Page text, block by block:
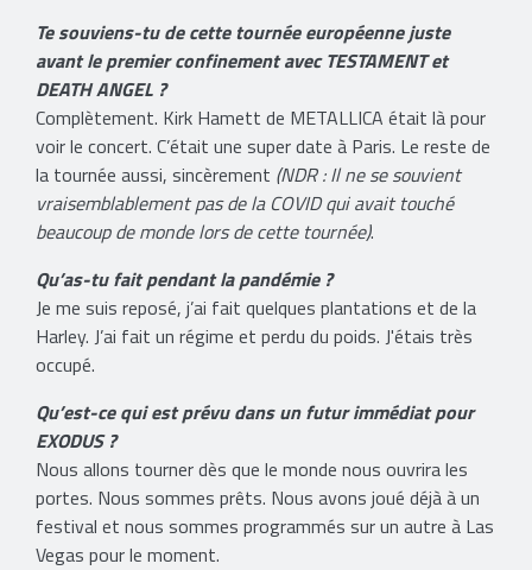
Te souviens-tu de cette tournée européenne juste
avant le premier confinement avec TESTAMENT et
DEATH ANGEL ?
Complètement. Kirk Hamett de METALLICA était là pour
voir le concert. C’était une super date à Paris. Le reste de
la tournée aussi, sincèrement (NDR : Il ne se souvient
vraisemblablement pas de la COVID qui avait touché
beaucoup de monde lors de cette tournée).
Qu’as-tu fait pendant la pandémie ?
Je me suis reposé, j’ai fait quelques plantations et de la
Harley. J’ai fait un régime et perdu du poids. J'étais très
occupé.
Qu’est-ce qui est prévu dans un futur immédiat pour
EXODUS ?
Nous allons tourner dès que le monde nous ouvrira les
portes. Nous sommes prêts. Nous avons joué déjà à un
festival et nous sommes programmés sur un autre à Las
Vegas pour le moment.